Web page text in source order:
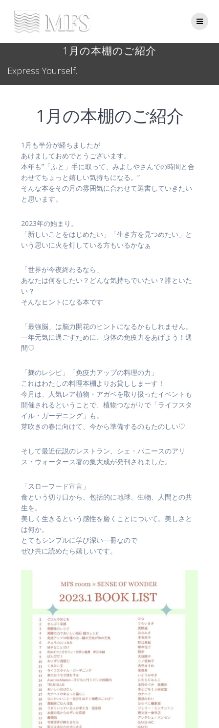
1月の本棚のご紹介
Express Yourself.
1月の本棚のご紹介
1月も半分が経ちましたが
あけましておめでとうございます。
本年も”「ふと」手に取って、みよしやさんでの時間と合
わせてちょっと嬉しい気持ちになる。”
そんな本をその月の雰囲気に合わせて選書していきたい
と思います。
2023年の始まり。
「新しいことをはじめたい」「生き方を見つめたい」と
いう思いに火を灯している方もいるかなぁ
「世界が今夜終わるなら」
あなたは何をしたい？どんな気持ちでいたい？誰といた
い？
そんなヒントになる本です
「最強脳」は脳力開花のヒントになるかもしれません。
一年元気に過ごすために、身体の免疫力をあげよう！週
間♡
「麹のレシピ」「免疫力アップの料理の力」
これはわたしの料理本棚よりお貸ししまーす！
今月は、人気レア植物・アガベを取り扱ったイベントも
開催されるということで、植物つながりで「ライフスタ
イル・ガーデニング」も。
芽吹きの春に向けて、今から準備するのもたのしい♡
そして最近伝説のレストラン、シェ・パニースのアリ
ス・ウォータース著の集大成が発刊されました。
「スローフード宣言」
食という切り口から、包括的に地球、生物、人間との共
生を。
美しく生きるという感性を磨くことについて。美しさと
は何か。
とてもシンプルに学び深い一冊なので
ぜひ共に読めたら嬉しいです。